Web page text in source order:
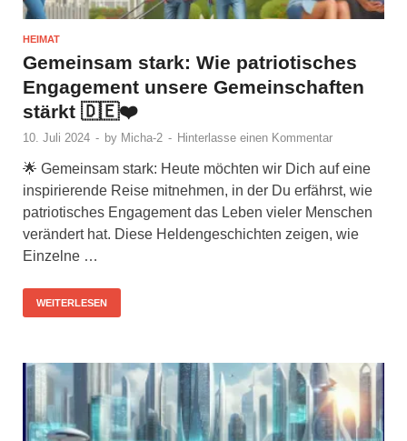
HEIMAT
Gemeinsam stark: Wie patriotisches
Engagement unsere Gemeinschaften
stärkt 🇩🇪❤️
10. Juli 2024 - by Micha-2 - Hinterlasse einen Kommentar
🌟 Gemeinsam stark: Heute möchten wir Dich auf eine
inspirierende Reise mitnehmen, in der Du erfährst, wie
patriotisches Engagement das Leben vieler Menschen
verändert hat. Diese Heldengeschichten zeigen, wie
Einzelne …
WEITERLESEN